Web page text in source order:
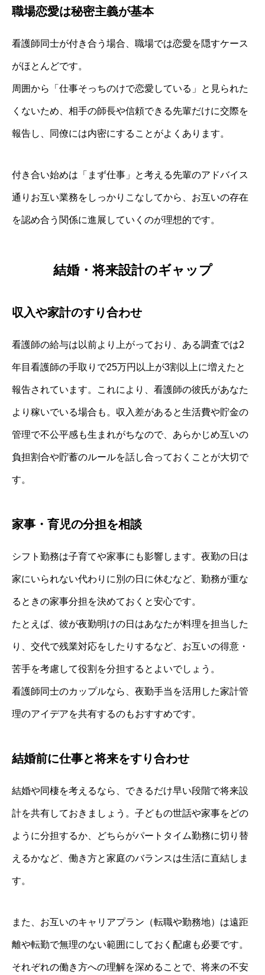
職場恋愛は秘密主義が基本
看護師同士が付き合う場合、職場では恋愛を隠すケース
がほとんどです。
周囲から「仕事そっちのけで恋愛している」と見られた
くないため、相手の師長や信頼できる先輩だけに交際を
報告し、同僚には内密にすることがよくあります。
付き合い始めは「まず仕事」と考える先輩のアドバイス
通りお互い業務をしっかりこなしてから、お互いの存在
を認め合う関係に進展していくのが理想的です。
結婚・将来設計のギャップ
収入や家計のすり合わせ
看護師の給与は以前より上がっており、ある調査では2
年目看護師の手取りで25万円以上が3割以上に増えたと
報告されています。これにより、看護師の彼氏があなた
より稼いでいる場合も。収入差があると生活費や貯金の
管理で不公平感も生まれがちなので、あらかじめ互いの
負担割合や貯蓄のルールを話し合っておくことが大切で
す。
家事・育児の分担を相談
シフト勤務は子育てや家事にも影響します。夜勤の日は
家にいられない代わりに別の日に休むなど、勤務が重な
るときの家事分担を決めておくと安心です。
たとえば、彼が夜勤明けの日はあなたが料理を担当した
り、交代で残業対応をしたりするなど、お互いの得意・
苦手を考慮して役割を分担するとよいでしょう。
看護師同士のカップルなら、夜勤手当を活用した家計管
理のアイデアを共有するのもおすすめです。
結婚前に仕事と将来をすり合わせ
結婚や同棲を考えるなら、できるだけ早い段階で将来設
計を共有しておきましょう。子どもの世話や家事をどの
ように分担するか、どちらがパートタイム勤務に切り替
えるかなど、働き方と家庭のバランスは生活に直結しま
す。
また、お互いのキャリアプラン（転職や勤務地）は遠距
離や転勤で無理のない範囲にしておく配慮も必要です。
それぞれの働き方への理解を深めることで、将来の不安